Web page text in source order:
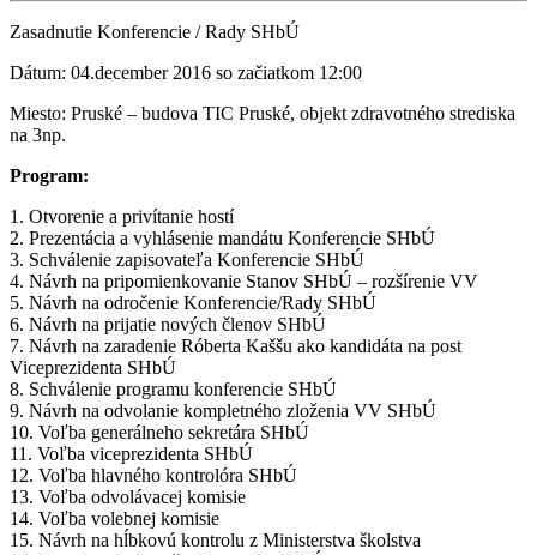
Zasadnutie Konferencie / Rady SHbÚ
Dátum: 04.december 2016 so začiatkom 12:00
Miesto: Pruské – budova TIC Pruské, objekt zdravotného strediska
na 3np.
Program:
1. Otvorenie a privítanie hostí
2. Prezentácia a vyhlásenie mandátu Konferencie SHbÚ
3. Schválenie zapisovateľa Konferencie SHbÚ
4. Návrh na pripomienkovanie Stanov SHbÚ – rozšírenie VV
5. Návrh na odročenie Konferencie/Rady SHbÚ
6. Návrh na prijatie nových členov SHbÚ
7. Návrh na zaradenie Róberta Kaššu ako kandidáta na post
Viceprezidenta SHbÚ
8. Schválenie programu konferencie SHbÚ
9. Návrh na odvolanie kompletného zloženia VV SHbÚ
10. Voľba generálneho sekretára SHbÚ
11. Voľba viceprezidenta SHbÚ
12. Voľba hlavného kontrolóra SHbÚ
13. Voľba odvolávacej komisie
14. Voľba volebnej komisie
15. Návrh na hĺbkovú kontrolu z Ministerstva školstva